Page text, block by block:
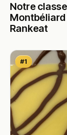
Notre
Montbéliard
Rankeat
#1